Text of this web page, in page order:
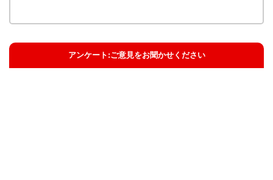
アンケート:ご意見をお聞かせください